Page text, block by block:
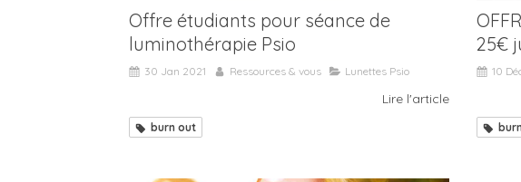
Offre étudiants pour séance de
luminothérapie Psio
30 Jan 2021 Ressources & vous Lunettes Psio
Lire l'article
burn out
25€
10